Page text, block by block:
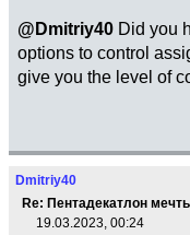
@Dmitriy40 Did you
options to control
give you the level of
Dmitriy40
Re: Пентадекатлон
19.03.2023, 00:24